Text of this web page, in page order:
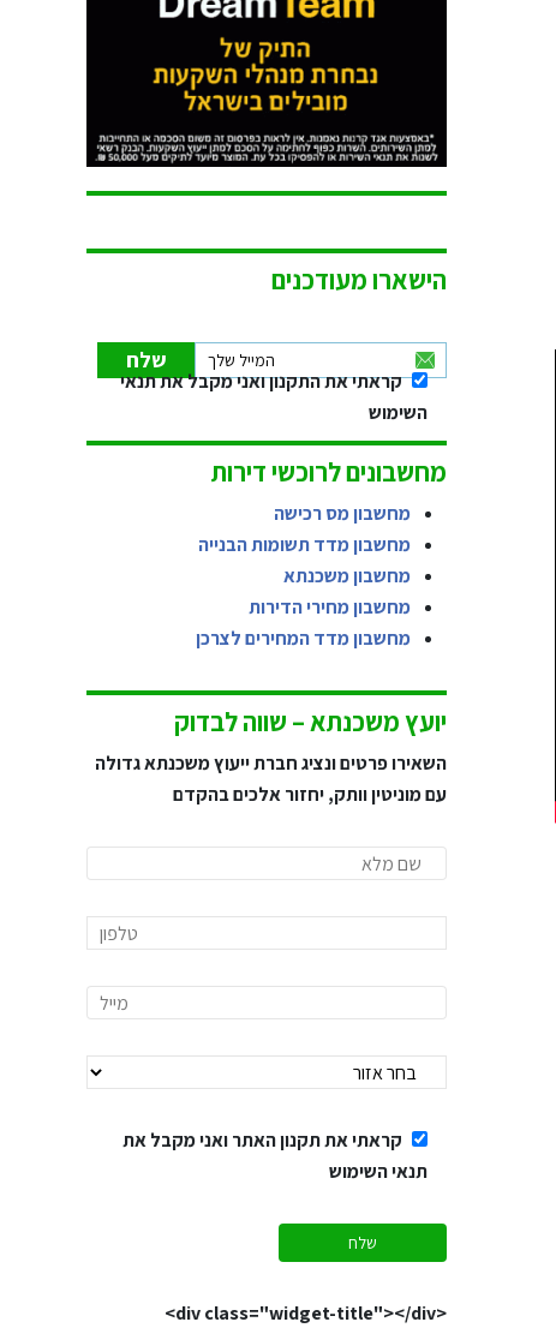
הישארו מעודכנים
קראתי את התקנון ואני מקבל את תנאי
השימוש
מחשבונים לרוכשי דירות
מחשבון מס רכישה
מחשבון מדד תשומות הבנייה
מחשבון משכנתא
מחשבון מחירי הדירות
מחשבון מדד המחירים לצרכן
יועץ משכנתא – שווה לבדוק
השאירו פרטים ונציג חברת ייעוץ משכנתא גדולה
עם מוניטין וותק, יחזור אלכים בהקדם
קראתי את תקנון האתר ואני מקבל את
תנאי השימוש
<div class="widget-title"></div>